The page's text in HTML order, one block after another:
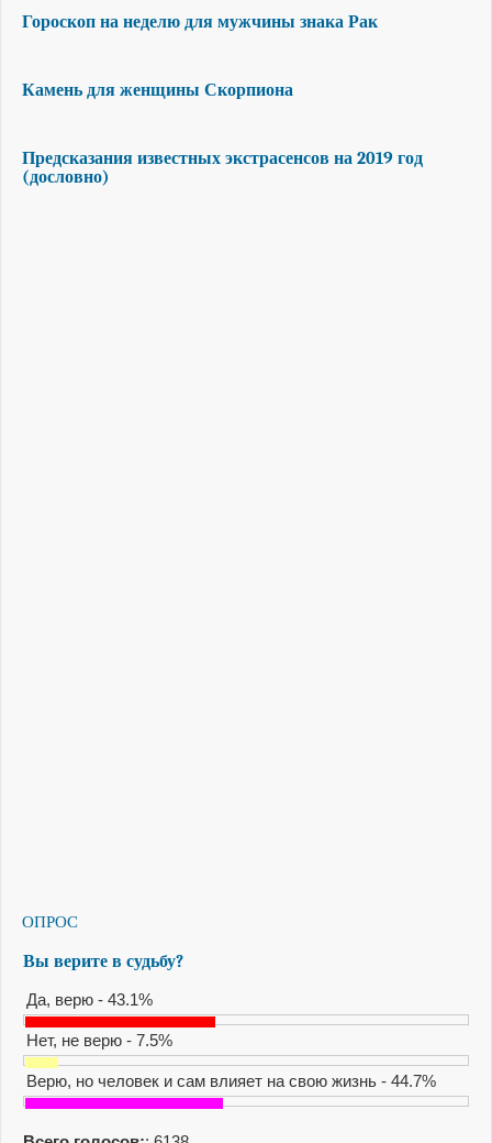
Гороскоп на неделю для мужчины знака Рак
Камень для женщины Скорпиона
Предсказания известных экстрасенсов на 2019 год
(дословно)
ОПРОС
Вы верите в судьбу?
Да, верю - 43.1%
Нет, не верю - 7.5%
Верю, но человек и сам влияет на свою жизнь - 44.7%